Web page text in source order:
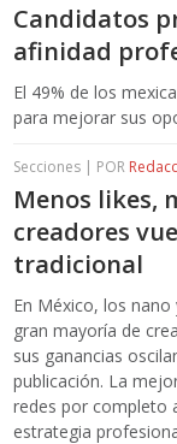
Candidatos
afinidad
El 49% de los
para mejorar sus
Secciones | POR
Menos likes,
creadores
tradicional
En México, los
gran mayoría de
sus ganancias
publicación. La
redes por completo
estrategia